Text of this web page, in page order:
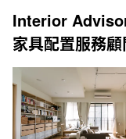
Interior
家具配置服務